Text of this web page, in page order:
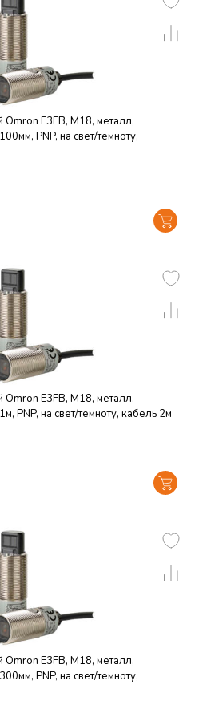
E3FB, M18, металл,
PNP, на свет/темноту,
E3FB, M18, металл,
PNP, на свет/темноту, кабель 2м
E3FB, M18, металл,
PNP, на свет/темноту,